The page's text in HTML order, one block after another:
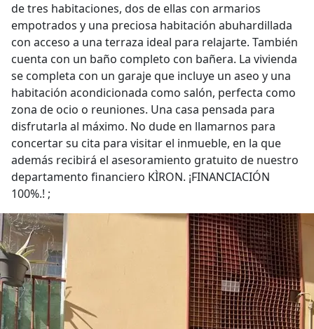
de tres habitaciones, dos de ellas con armarios
empotrados y una preciosa habitación abuhardillada
con acceso a una terraza ideal para relajarte. También
cuenta con un baño completo con bañera. La vivienda
se completa con un garaje que incluye un aseo y una
habitación acondicionada como salón, perfecta como
zona de ocio o reuniones. Una casa pensada para
disfrutarla al máximo. No dude en llamarnos para
concertar su cita para visitar el inmueble, en la que
además recibirá el asesoramiento gratuito de nuestro
departamento financiero KÌRON. ¡FINANCIACIÓN
100%.! ;